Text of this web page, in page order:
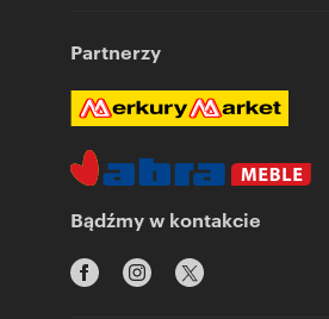
Partnerzy
Bądźmy w kontakcie